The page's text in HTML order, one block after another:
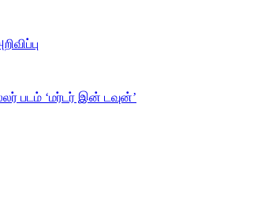
படம் ‘மர்டர் இன் டவுன்’